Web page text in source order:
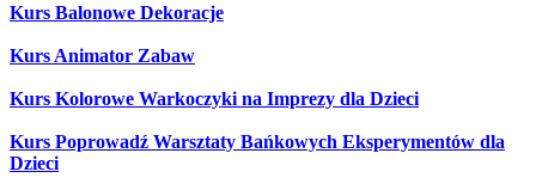
Kurs Balonowe Dekoracje
Kurs Animator Zabaw
Kurs Kolorowe Warkoczyki na Imprezy dla Dzieci
Kurs Poprowadź Warsztaty Bańkowych Eksperymentów dla
Dzieci